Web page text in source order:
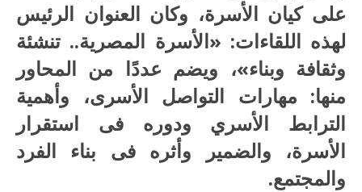
على كيان الأسرة، وكان العنوان الرئيس
لهذه اللقاءات: «الأسرة المصرية.. تنشئة
وثقافة وبناء»، ويضم عددًا من المحاور
منها: مهارات التواصل الأسرى، وأهمية
الترابط الأسري ودوره فى استقرار
الأسرة، والضمير وأثره فى بناء الفرد
والمجتمع.